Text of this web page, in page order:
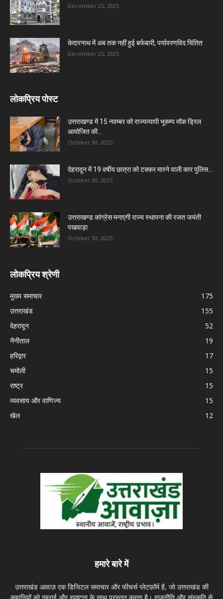
December 25, 2025
केदारनाथ में अब तक नहीं हुई बर्फबारी, पर्यावरणविद चिंतित
December 25, 2025
लोकप्रिय पोस्ट
उत्तराखण्ड में 15 नवम्बर को राज्यव्यापी भूकम्प मॉक ड्रिल
आयोजित की...
October 30, 2025
देहरादून में 19 वर्षीय छात्रा को टक्कर मारने वाली कार पुलिस...
October 30, 2025
उत्तराखण्ड कांग्रेस मनाएगी राज्य स्थापना की रजत जयंती
पखवाड़ा
October 30, 2025
लोकप्रिय श्रेणी
मुख्य समाचार
175
उत्तराखंड
155
देहरादून
52
नैनीताल
19
हरिद्वार
17
चमोली
15
राष्ट्र
15
व्यवसाय और वाणिज्य
15
खेल
12
हमारे बारे में
उत्तराखंड आवाज़ एक डिजिटल समाचार और फीचर्स प्लेटफ़ॉर्म है, जो उत्तराखंड की
कहानियों को गहराई और स्पष्टता के साथ प्रस्तुत करता है। राजनीति और संस्कृति से